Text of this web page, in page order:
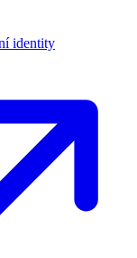
identity